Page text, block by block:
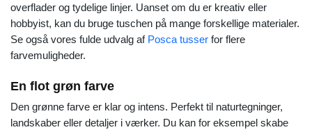
overflader og tydelige linjer. Uanset om du er kreativ eller
hobbyist, kan du bruge tuschen på mange forskellige materialer.
Se også vores fulde udvalg af Posca tusser for flere
farvemuligheder.
En flot grøn farve
Den grønne farve er klar og intens. Perfekt til naturtegninger,
landskaber eller detaljer i værker. Du kan for eksempel skabe